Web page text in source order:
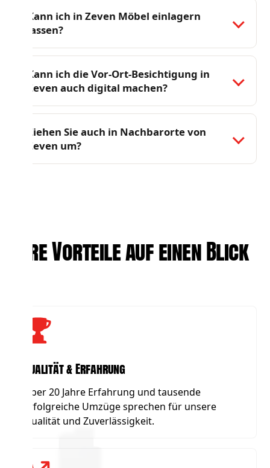
Kann ich in Zeven Möbel einlagern
lassen?
Kann ich die Vor-Ort-Besichtigung in
Zeven auch digital machen?
Ziehen Sie auch in Nachbarorte von
Zeven um?
Ihre Vorteile auf einen Blick
Qualität & Erfahrung
Über 20 Jahre Erfahrung und tausende
erfolgreiche Umzüge sprechen für unsere
Qualität und Zuverlässigkeit.